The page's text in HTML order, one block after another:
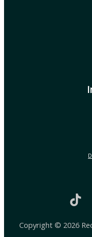
Copyright © 2026